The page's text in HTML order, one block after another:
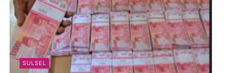
SULSEL